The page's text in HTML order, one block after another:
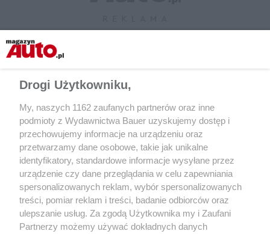
CZYTAJ TAKŻE
Drogi Użytkowniku,
My, naszych 1162 zaufanych partnerów oraz inne
podmioty z Wydawnictwa Bauer uzyskujemy dostęp i
przechowujemy informacje na urządzeniu oraz
przetwarzamy dane osobowe, takie jak unikalne
identyfikatory, standardowe informacje wysyłane przez
urządzenie czy dane przeglądania w celu zapewniania
spersonalizowanych reklam, wybór spersonalizowanych
treści, pomiar reklam i treści, badanie odbiorców oraz
ulepszanie usług. Za zgodą Użytkownika my i Zaufani
Partnerzy możemy używać dokładnych danych